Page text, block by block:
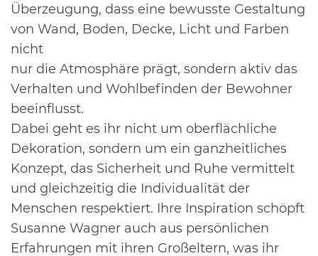
Überzeugung, dass eine bewusste Gestaltung
von Wand, Boden, Decke, Licht und Farben
nicht
nur die Atmosphäre prägt, sondern aktiv das
Verhalten und Wohlbefinden der Bewohner
beeinflusst.
Dabei geht es ihr nicht um oberflächliche
Dekoration, sondern um ein ganzheitliches
Konzept, das Sicherheit und Ruhe vermittelt
und gleichzeitig die Individualität der
Menschen respektiert. Ihre Inspiration schöpft
Susanne Wagner auch aus persönlichen
Erfahrungen mit ihren Großeltern, was ihr